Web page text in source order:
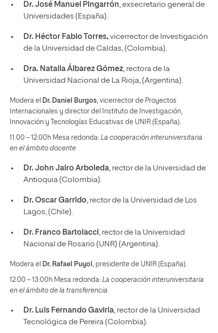
Dr. José Manuel Pingarrón, exsecretario general de
Universidades (España).
Dr. Héctor Fabio Torres,vicerrector de Investigación
de la Universidad de Caldas, (Colombia).
Dra. Natalia Álbarez Gómez, rectora de la
Universidad Nacional de La Rioja, (Argentina).
Modera el Dr. Daniel Burgos , vicerrector de Proyectos
Internacionales y director del Instituto de Investigación,
Innovación y Tecnologías Educativas de UNIR (España).
11.00 – 12:00h Mesa redonda: La cooperación interuniversitaria
en el ámbito docente
Dr. John Jairo Arboleda, rector de la Universidad de
Antioquia (Colombia).
Dr. Oscar Garrido, rector de la Universidad de Los
Lagos, (Chile).
Dr. Franco Bartolacci, rector de la Universidad
Nacional de Rosario (UNR) (Argentina).
Modera el Dr. Rafael Puyol , presidente de UNIR (España).
12.00 – 13:00h Mesa redonda: La cooperación interuniversitaria
en el ámbito de la transferencia
Dr. Luis Fernando Gaviria, rector de la Universidad
Tecnológica de Pereira (Colombia).